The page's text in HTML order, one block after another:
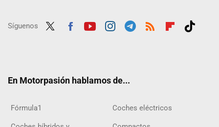
Síguenos
En Motorpasión hablamos de...
Fórmula1 Coches eléctricos